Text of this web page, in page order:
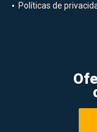
Políticas de